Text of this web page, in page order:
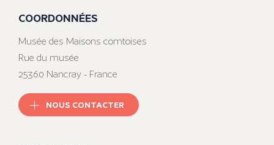
COORDONNÉES
Musée des Maisons comtoises
Rue du musée
25360 Nancray - France
NOUS CONTACTER